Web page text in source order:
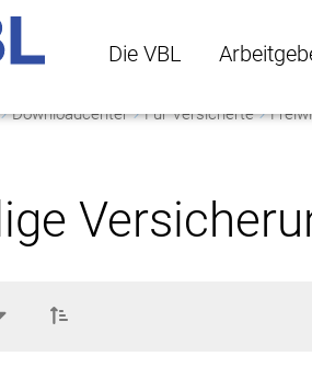
Die VBL
Die VBL Untermenü
Downloadcenter Für Versicherte